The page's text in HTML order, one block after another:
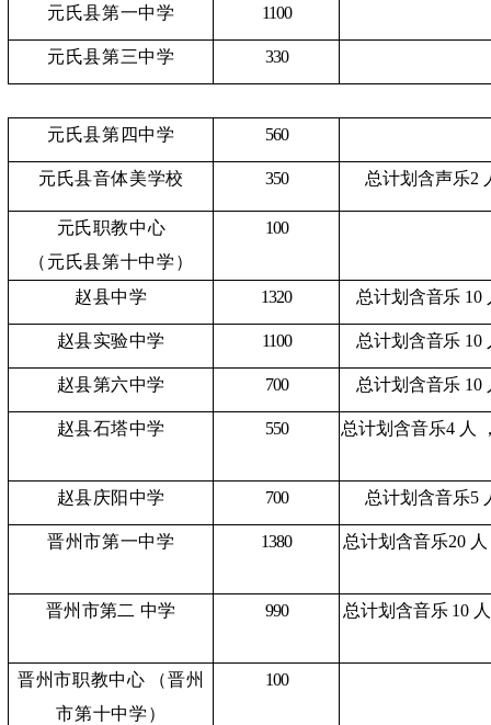
元氏县第一中学 1100
元氏县第三中学 330
元氏县第四中学 560
元氏县音体美学校 350 总计划含声乐2
元氏职教中心
（元氏县第十中学）
100
赵县中学 1320 总计划含音乐 10
赵县实验中学 1100 总计划含音乐 10
赵县第六中学 700 总计划含音乐 10
赵县石塔中学 550 总计划含音乐4 人
赵县庆阳中学 700 总计划含音乐5
晋州市第一中学 1380 总计划含音乐20
晋州市第二 中学 990 总计划含音乐10
晋州市职教中心
（晋州
市第十中学）
100